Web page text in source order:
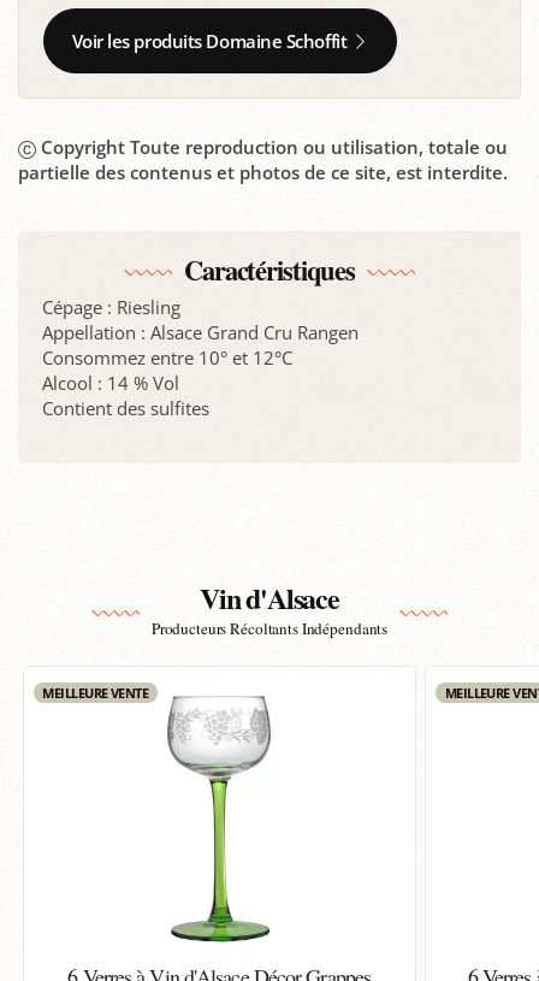
Voir les produits Domaine Schoffit
Copyright Toute reproduction ou utilisation, totale ou
partielle des contenus et photos de ce site, est interdite.
Caractéristiques
Cépage : Riesling
Appellation : Alsace Grand Cru Rangen
Consommez entre 10° et 12°C
Alcool : 14 % Vol
Contient des sulfites
Vin d'Alsace
Producteurs Récoltants Indépendants
MEILLEURE VENTE MEILLEURE